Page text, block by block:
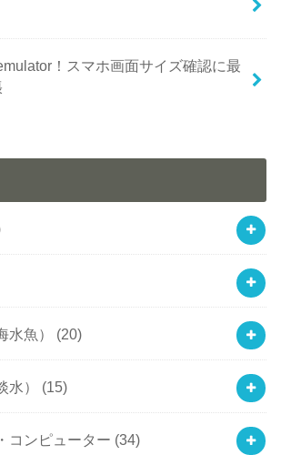
！スマホ画面サイズ確認に最
水魚） (20)
水） (15)
コンピューター (34)